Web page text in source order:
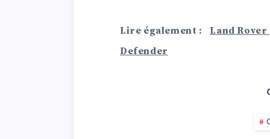
véhicule
électrique au
monde ?
Lire également :
Land
Defender